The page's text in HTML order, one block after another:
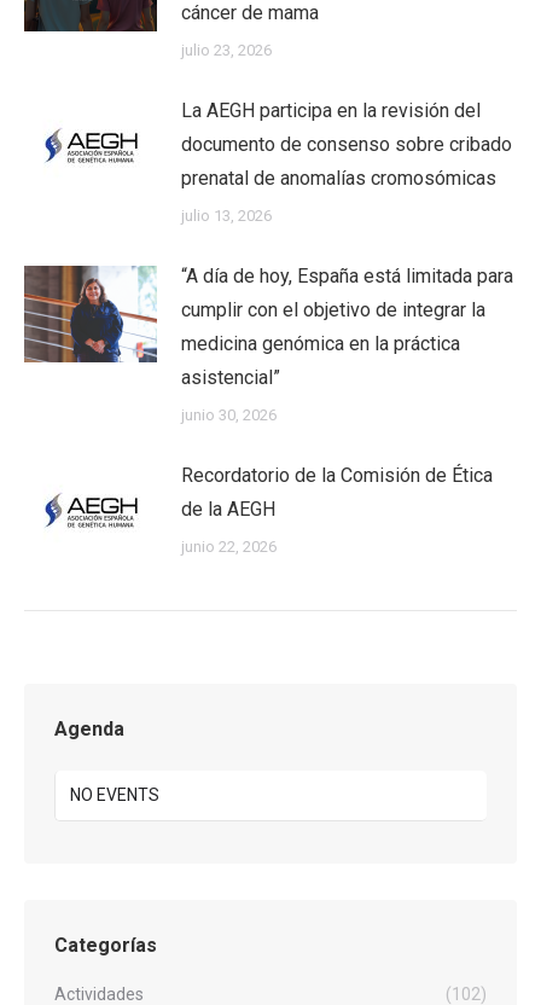
cáncer de mama
julio 23, 2026
La AEGH participa en la revisión del
documento de consenso sobre cribado
prenatal de anomalías cromosómicas
julio 13, 2026
“A día de hoy, España está limitada para
cumplir con el objetivo de integrar la
medicina genómica en la práctica
asistencial”
junio 30, 2026
Recordatorio de la Comisión de Ética
de la AEGH
junio 22, 2026
Agenda
NO EVENTS
Categorías
Actividades
(102)